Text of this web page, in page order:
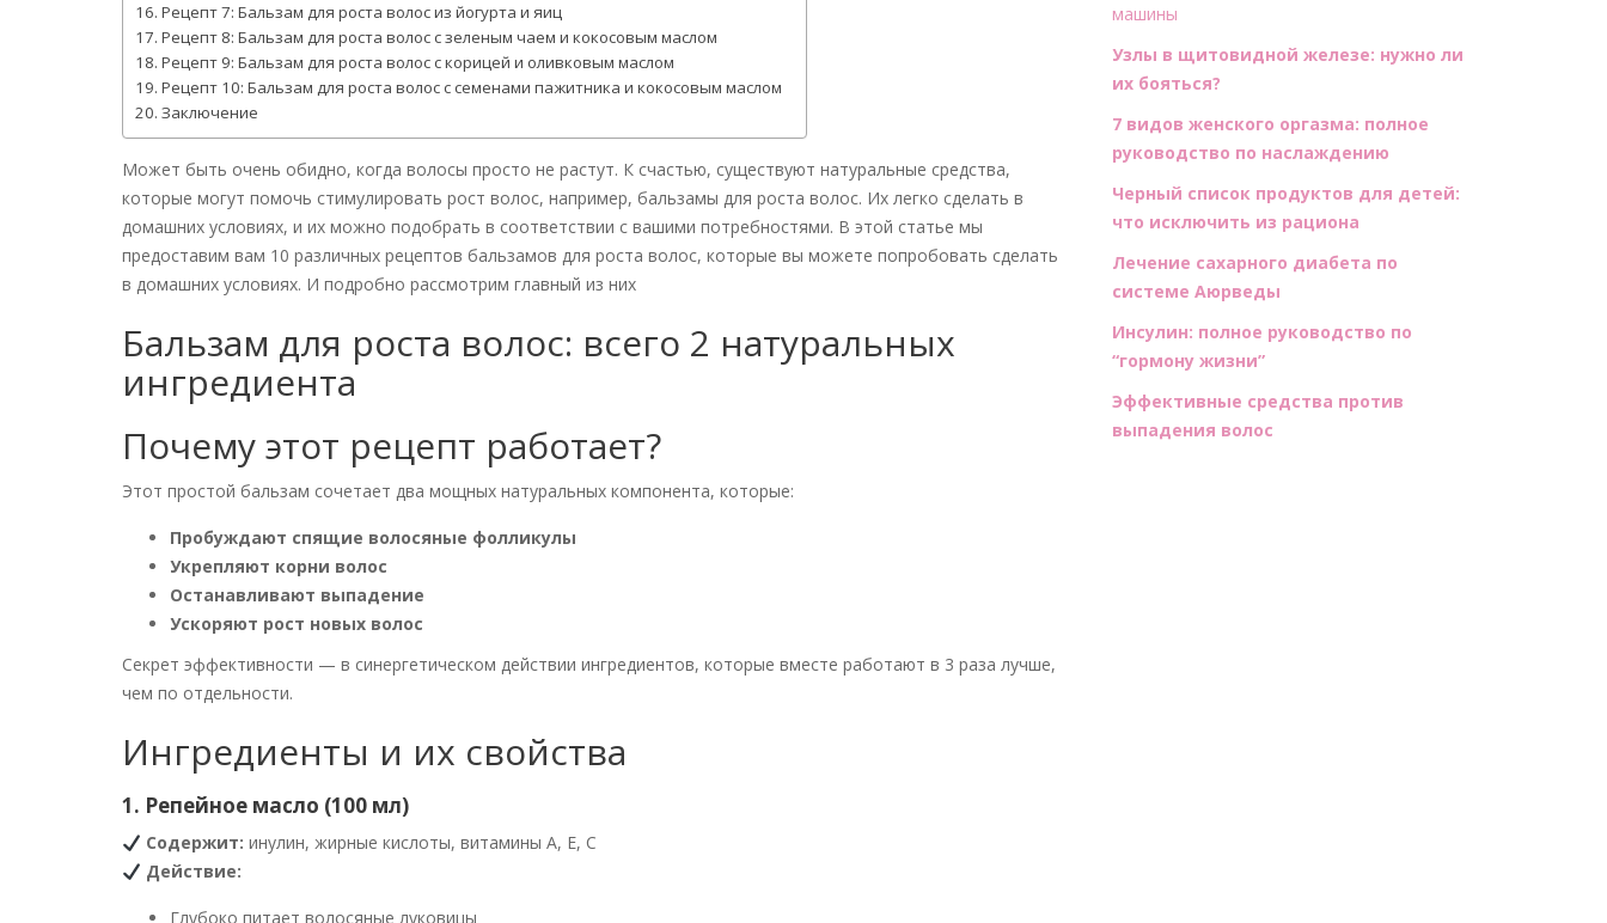
Рецепт 7: Бальзам для роста волос из йогурта и яиц
Рецепт 8: Бальзам для роста волос с зеленым чаем и кокосовым маслом
Рецепт 9: Бальзам для роста волос с корицей и оливковым маслом
Рецепт 10: Бальзам для роста волос с семенами пажитника и кокосовым маслом
Заключение
Может быть очень обидно, когда волосы просто не растут. К счастью, существуют натуральные средства,
которые могут помочь стимулировать рост волос, например, бальзамы для роста волос. Их легко сделать в
домашних условиях, и их можно подобрать в соответствии с вашими потребностями. В этой статье мы
предоставим вам 10 различных рецептов бальзамов для роста волос, которые вы можете попробовать сделать
в домашних условиях. И подробно рассмотрим главный из них
Бальзам для роста волос: всего 2 натуральных
ингредиента
Почему этот рецепт работает?
Этот простой бальзам сочетает два мощных натуральных компонента, которые:
Пробуждают спящие волосяные фолликулы
Укрепляют корни волос
Останавливают выпадение
Ускоряют рост новых волос
Секрет эффективности — в синергетическом действии ингредиентов, которые вместе работают в 3 раза лучше,
чем по отдельности.
Ингредиенты и их свойства
1. Репейное масло (100 мл)
Содержит: инулин, жирные кислоты, витамины A, E, C
Действие:
Глубоко питает волосяные луковицы
машины
Узлы в щитовидной железе: нужно ли
их бояться?
7 видов женского оргазма: полное
руководство по наслаждению
Черный список продуктов для детей:
что исключить из рациона
Лечение сахарного диабета по
системе Аюрведы
Инсулин: полное руководство по
“гормону жизни”
Эффективные средства против
выпадения волос